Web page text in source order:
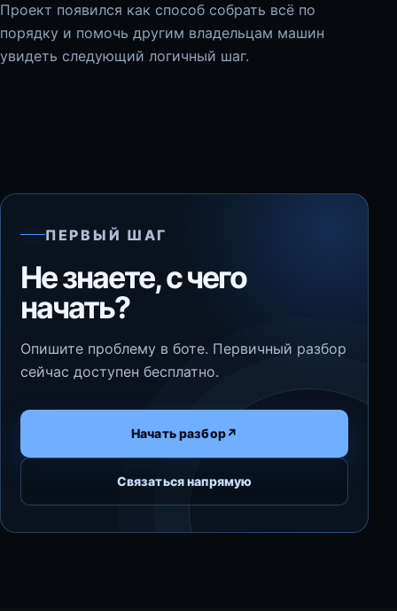
Проект появился как способ собрать всё по
порядку и помочь другим владельцам машин
увидеть следующий логичный шаг.
ПЕРВЫЙ ШАГ
Не знаете, с чего
начать?
Опишите проблему в боте. Первичный разбор
сейчас доступен бесплатно.
Начать разбор↗
Связаться напрямую